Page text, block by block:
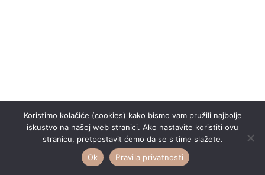
Koristimo kolačiće (cookies) kako bismo vam pružili najbolje
iskustvo na našoj web stranici. Ako nastavite koristiti ovu
stranicu, pretpostavit ćemo da se s time slažete.
Ok
Pravila privatnosti